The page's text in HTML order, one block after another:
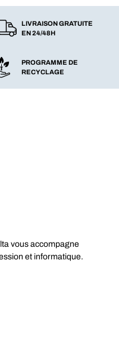
LIVRAISON GRATUITE
EN 24/48H
PROGRAMME DE
RECYCLAGE
vous accompagne
et informatique.